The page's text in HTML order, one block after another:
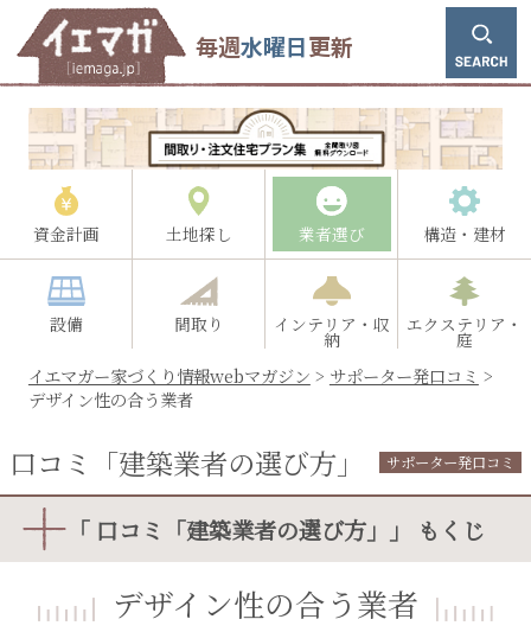
毎週水曜日更新
資金計画 土地探し 業者選び 構造・建材
設備 間取り インテリア・収
納
エクステリア・
庭
イエマガー家づくり情報webマガジン > サポーター発口コミ >
デザイン性の合う業者
口コミ「建築業者の選び方」 サポーター発口コミ
「 口コミ「建築業者の選び方」」 もくじ
デザイン性の合う業者